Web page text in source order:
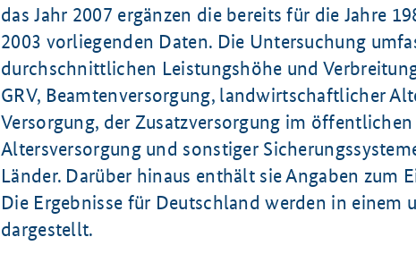
das Jahr 2007 ergänzen die bereits für die Jahre
2003 vorliegenden Daten. Die Untersuchung
durchschnittlichen Leistungshöhe und
GRV, Beamtenversorgung, landwirtschaftlicher
Versorgung, der Zusatzversorgung im
Altersversorgung und sonstiger
Länder. Darüber hinaus enthält sie Angaben zum
Die Ergebnisse für Deutschland werden in einem
dargestellt.